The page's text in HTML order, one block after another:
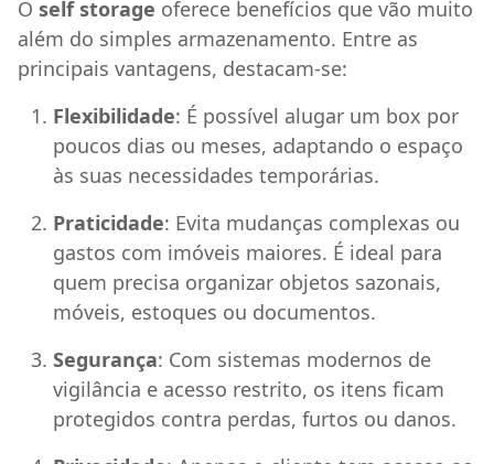
O self storage oferece benefícios que vão muito
além do simples armazenamento. Entre as
principais vantagens, destacam-se:
Flexibilidade: É possível alugar um box por
poucos dias ou meses, adaptando o espaço
às suas necessidades temporárias.
Praticidade: Evita mudanças complexas ou
gastos com imóveis maiores. É ideal para
quem precisa organizar objetos sazonais,
móveis, estoques ou documentos.
Segurança: Com sistemas modernos de
vigilância e acesso restrito, os itens ficam
protegidos contra perdas, furtos ou danos.